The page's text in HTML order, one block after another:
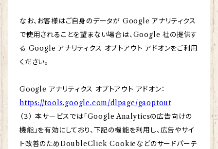
なお、お客様はご自身のデータが Google アナリティクス
で使用されることを望まない場合は、Google 社の提供す
る Google アナリティクス オプトアウト アドオンをご利用
ください。
Google アナリティクス オプトアウト アドオン：
https://tools.google.com/dlpage/gaoptout
（３） 本サービスでは「Google Analyticsの広告向けの
機能」を有効にしており、下記の機能を利用し、広告やサイ
ト改善のためDoubleClick Cookieなどのサードパーテ